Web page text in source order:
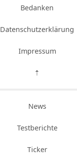
Bedanken
Datenschutzerklärung
Impressum
⇡
News
Testberichte
Ticker